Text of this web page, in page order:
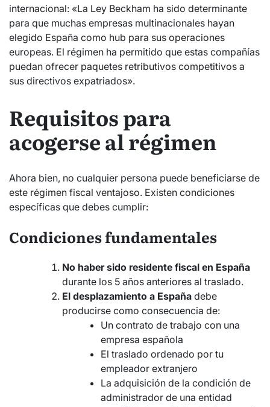
internacional: «La Ley Beckham ha sido determinante
para que muchas empresas multinacionales hayan
elegido España como hub para sus operaciones
europeas. El régimen ha permitido que estas compañías
puedan ofrecer paquetes retributivos competitivos a
sus directivos expatriados».
Requisitos para
acogerse al régimen
Ahora bien, no cualquier persona puede beneficiarse de
este régimen fiscal ventajoso. Existen condiciones
específicas que debes cumplir:
Condiciones fundamentales
No haber sido residente fiscal en España
durante los 5 años anteriores al traslado.
El desplazamiento a España debe
producirse como consecuencia de:
Un contrato de trabajo con una
empresa española
El traslado ordenado por tu
empleador extranjero
La adquisición de la condición de
administrador de una entidad